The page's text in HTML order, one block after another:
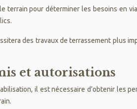
terrain pour déterminer les besoins en
des travaux de terrassement plus
et autorisations
il est nécessaire d’obtenir les